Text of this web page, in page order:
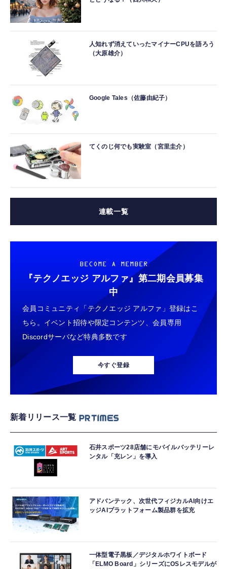
人知れず消えていったマイナーCPUを語ろう
（大原雄介）
Google Tales（佐藤由紀子）
てくのじ何でも実験室（宮里圭介）
連載一覧
BECOME A MEMBER
『テクノエッジ アルファ』 第二期会員募集
中
会員コミュニティ「テクノエッジ アルファ」登録はこ
ちら。イベント招待や限定コンテンツ、会員専用
Discordサーバなど特典多数です
今すぐ登録
新着リリース一覧
石井スポーツ28店舗にモバイルバッテリーレ
ンタル「充レン」を導入
アドバンテック、次世代フィジカルAI向けエ
ッジAIプラットフォーム製品群を拡充
一体型電子黒板／デジタルホワイトボード
「ELMO Board」シリーズにOSレスモデルが